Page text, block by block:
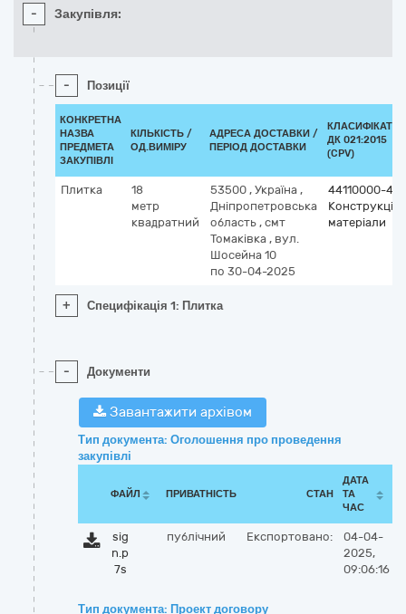
- Закупівля:
- Позиції
КОНКРЕТНА
НАЗВА
ПРЕДМЕТА
ЗАКУПІВЛІ
КІЛЬКІСТЬ /
ОД.ВИМІРУ
АДРЕСА ДОСТАВКИ /
ПЕРІОД ДОСТАВКИ
КЛАСИФІКАТОР
ДК 021:2015
(CPV)
Плитка
18
метр
квадратний
53500 , Україна ,
Дніпропетровська
область , смт
Томаківка , вул.
Шосейна 10
по 30-04-2025
44110000-4
матеріали
+ Специфікація 1: Плитка
- Документи
Завантажити архівом
Тип документа: Оголошення про проведення
закупівлі
ФАЙЛ ПРИВАТНІСТЬ СТАН
ДАТА
ТА
ЧАС
sig
n.p
7s
публічний Експортовано:
04-04-
2025,
09:06:16
Тип документа: Проект договору